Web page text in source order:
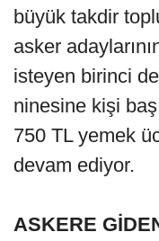
büyük takdir
asker
isteyen birinci
ninesine kişi
750 TL yemek
devam ediyor.
ASKERE